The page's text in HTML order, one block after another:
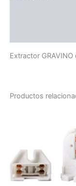
Extractor
Productos